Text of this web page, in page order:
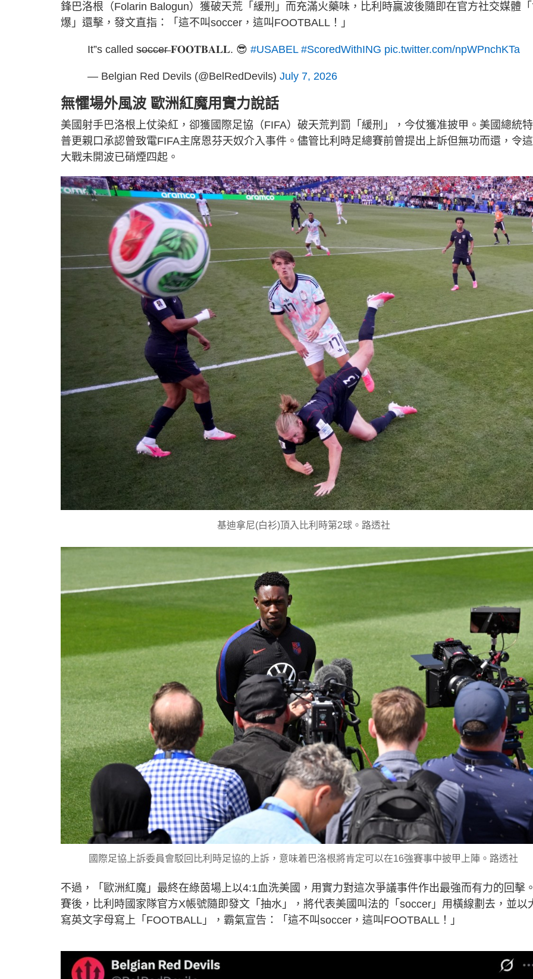
鋒巴洛根（Folarin Balogun）獲破天荒「緩刑」而充滿火藥味，比利時贏波後隨即在官方社交媒體
爆」還擊，發文直指：「這不叫soccer，這叫FOOTBALL！」
It”s called s̶o̶c̶c̶e̶r̶ 𝐅𝐎𝐎𝐓𝐁𝐀𝐋𝐋. 😎 #USABEL #ScoredWithING pic.twitter.com/npWPnchKTa
— Belgian Red Devils (@BelRedDevils) July 7, 2026
無懼場外風波 歐洲紅魔用實力說話
美國射手巴洛根上仗染紅，卻獲國際足協（FIFA）破天荒判罰「緩刑」，今仗獲准披甲。美國總統
普更親口承認曾致電FIFA主席恩芬天奴介入事件。儘管比利時足總賽前曾提出上訴但無功而還，令
大戰未開波已硝煙四起。
基迪拿尼(白衫)頂入比利時第2球。路透社
國際足協上訴委員會駁回比利時足協的上訴，意味着巴洛根將肯定可以在16強賽事中披甲上陣。路透社
不過，「歐洲紅魔」最終在綠茵場上以4:1血洗美國，用實力對這次爭議事件作出最強而有力的回擊
賽後，比利時國家隊官方X帳號隨即發文「抽水」，將代表美國叫法的「soccer」用橫線劃去，並以
寫英文字母寫上「FOOTBALL」，霸氣宣告：「這不叫soccer，這叫FOOTBALL！」